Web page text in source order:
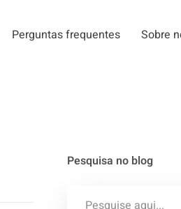
Perguntas frequentes Sobre
Pesquisa no blog